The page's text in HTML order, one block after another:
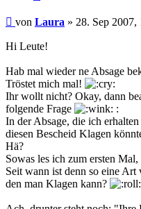
Beitrag
von Laura » 28. Sep 2007,
Hi Leute!
Hab mal wieder ne Absage
Tröstet mich mal!
Ihr wollt nicht? Okay, dann
folgende Frage
:
In der Absage, die ich
diesen Bescheid Klagen
Hä?
Sowas les ich zum ersten
Seit wann ist denn so eine Art
den man Klagen kann?